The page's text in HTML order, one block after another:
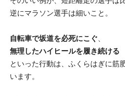
逆にマラソン選手は細いこと。
自転車で坂道を必死にこぐ
無理したハイヒールを履き続ける
といった行動は、ふくらはぎに筋
います。